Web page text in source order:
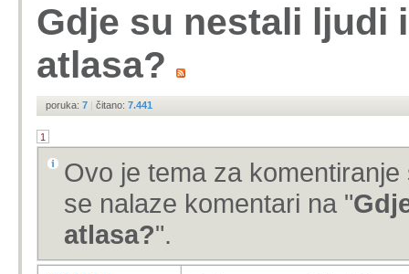
Gdje su nestali ljudi
atlasa?
poruka: 7 | čitano: 7.441
1
Ovo je tema za
se nalaze komentari na "
atlasa?".